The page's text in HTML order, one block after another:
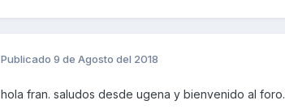
Publicado 9 de Agosto del 2018
hola fran. saludos desde ugena y bienvenido al foro.